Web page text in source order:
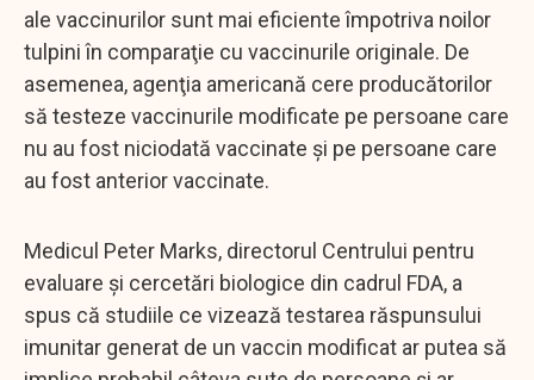
ale vaccinurilor sunt mai eficiente împotriva noilor
tulpini în comparaţie cu vaccinurile originale. De
asemenea, agenţia americană cere producătorilor
să testeze vaccinurile modificate pe persoane care
nu au fost niciodată vaccinate şi pe persoane care
au fost anterior vaccinate.
Medicul Peter Marks, directorul Centrului pentru
evaluare şi cercetări biologice din cadrul FDA, a
spus că studiile ce vizează testarea răspunsului
imunitar generat de un vaccin modificat ar putea să